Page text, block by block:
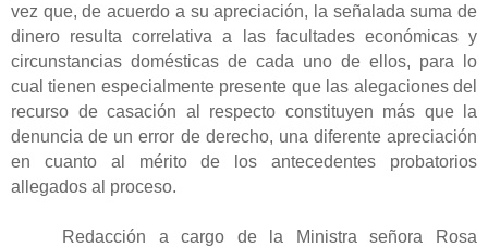
vez que, de acuerdo a su apreciación, la señalada suma de
dinero resulta correlativa a las facultades económicas y
circunstancias domésticas de cada uno de ellos, para lo
cual tienen especialmente presente que las alegaciones del
recurso de casación al respecto constituyen más que la
denuncia de un error de derecho, una diferente apreciación
en cuanto al mérito de los antecedentes probatorios
allegados al proceso.
Redacción a cargo de la Ministra señora Rosa